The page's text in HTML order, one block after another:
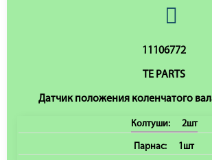
11106772
TE PARTS
Датчик положения коленчатого
Колтуши: 2шт
Парнас: 1шт